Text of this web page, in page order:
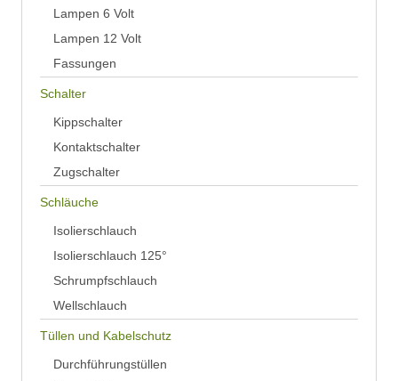
Lampen 6 Volt
Lampen 12 Volt
Fassungen
Schalter
Kippschalter
Kontaktschalter
Zugschalter
Schläuche
Isolierschlauch
Isolierschlauch 125°
Schrumpfschlauch
Wellschlauch
Tüllen und Kabelschutz
Durchführungstüllen